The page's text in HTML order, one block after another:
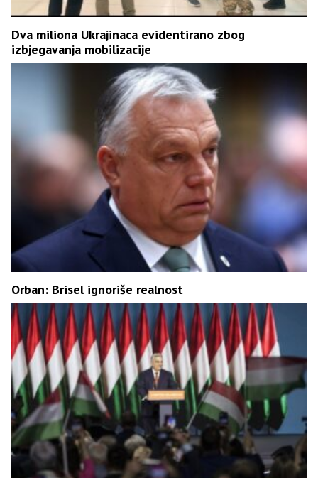
Dva miliona Ukrajinaca evidentirano zbog
izbjegavanja mobilizacije
Orban: Brisel ignoriše realnost